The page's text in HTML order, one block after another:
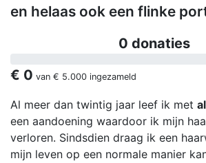
en helaas ook een flinke
0 donaties
€ 0 van € 5.000 ingezameld
Al meer dan twintig jaar leef ik met
een aandoening waardoor ik mijn
verloren. Sindsdien draag ik een
mijn leven op een normale manier